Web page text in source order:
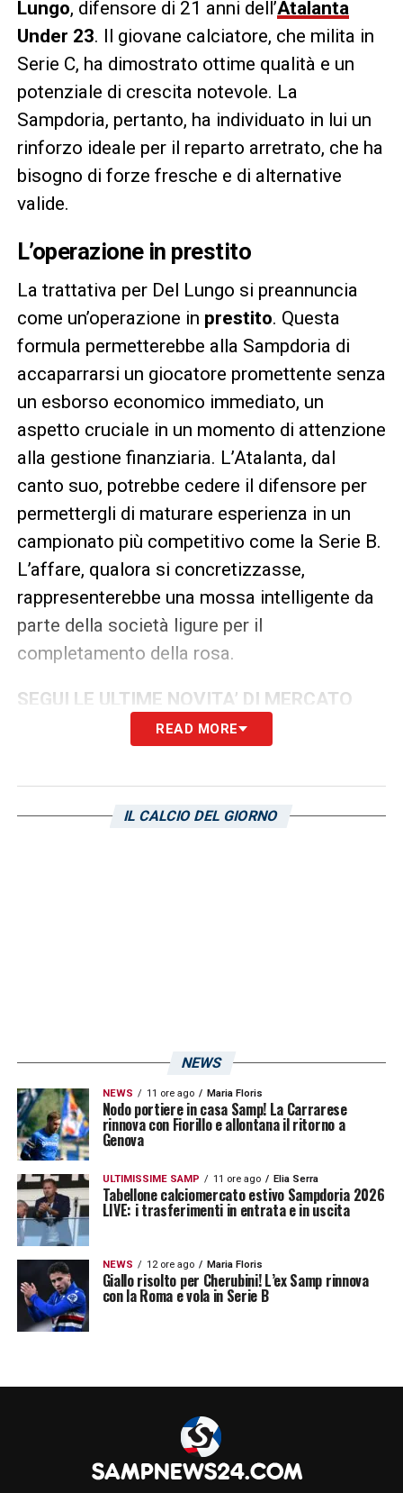
Lungo, difensore di 21 anni dell’Atalanta
Under 23. Il giovane calciatore, che milita in
Serie C, ha dimostrato ottime qualità e un
potenziale di crescita notevole. La
Sampdoria, pertanto, ha individuato in lui un
rinforzo ideale per il reparto arretrato, che ha
bisogno di forze fresche e di alternative
valide.
L’operazione in prestito
La trattativa per Del Lungo si preannuncia
come un’operazione in prestito. Questa
formula permetterebbe alla Sampdoria di
accaparrarsi un giocatore promettente senza
un esborso economico immediato, un
aspetto cruciale in un momento di attenzione
alla gestione finanziaria. L’Atalanta, dal
canto suo, potrebbe cedere il difensore per
permettergli di maturare esperienza in un
campionato più competitivo come la Serie B.
L’affare, qualora si concretizzasse,
rappresenterebbe una mossa intelligente da
parte della società ligure per il
completamento della rosa.
SEGUI LE ULTIME NOVITA’ DI MERCATO
READ MORE
IL CALCIO DEL GIORNO
NEWS
NEWS 11 ore ago Maria Floris
Nodo portiere in casa Samp! La Carrarese
rinnova con Fiorillo e allontana il ritorno a
Genova
ULTIMISSIME SAMP 11 ore ago Elia Serra
Tabellone calciomercato estivo Sampdoria 2026
LIVE: i trasferimenti in entrata e in uscita
NEWS 12 ore ago Maria Floris
Giallo risolto per Cherubini! L’ex Samp rinnova
con la Roma e vola in Serie B